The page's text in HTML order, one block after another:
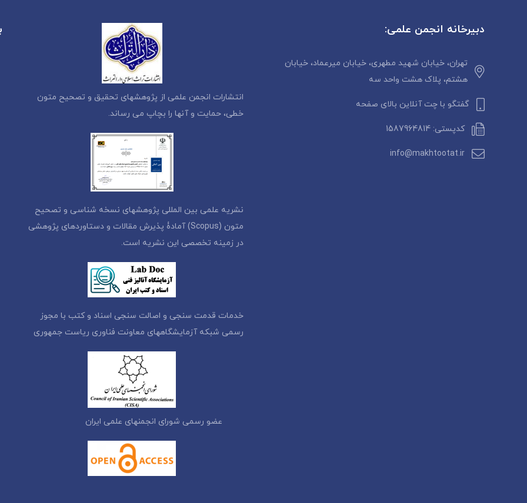
دبیرخانه انجمن علمی:
تهران، خیابان شهید مطهری، خیابان میرعماد، خیابان
هشتم، پلاک هشت واحد سه
گفتگو با چت آنلاین بالای صفحه
کدپستی: 1587964814
info@makhtootat.ir
انتشارات انجمن علمی از پژوهشهای تحقیق و تصحیح متون
خطی، حمایت و آنها را بچاپ می رساند.
نشریه علمی بین المللی پژوهشهای نسخه شناسی و تصحیح
متون (Scopus) آمادۀ پذیرش مقالات و دستاوردهای پژوهشی
در زمینه تخصصی این نشریه است.
خدمات قدمت سنجی و اصالت سنجی اسناد و کتب با مجوز
رسمی شبکه آزمایشگاههای معاونت فناوری ریاست جمهوری
عضو رسمی شورای انجمنهای علمی ایران